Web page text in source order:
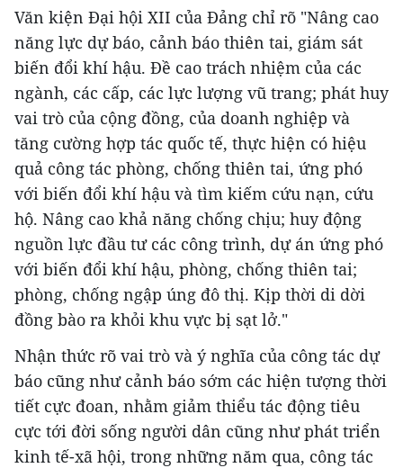
Văn kiện Đại hội XII của Đảng chỉ rõ "Nâng cao
năng lực dự báo, cảnh báo thiên tai, giám sát
biến đổi khí hậu. Đề cao trách nhiệm của các
ngành, các cấp, các lực lượng vũ trang; phát huy
vai trò của cộng đồng, của doanh nghiệp và
tăng cường hợp tác quốc tế, thực hiện có hiệu
quả công tác phòng, chống thiên tai, ứng phó
với biến đổi khí hậu và tìm kiếm cứu nạn, cứu
hộ. Nâng cao khả năng chống chịu; huy động
nguồn lực đầu tư các công trình, dự án ứng phó
với biến đổi khí hậu, phòng, chống thiên tai;
phòng, chống ngập úng đô thị. Kịp thời di dời
đồng bào ra khỏi khu vực bị sạt lở."
Nhận thức rõ vai trò và ý nghĩa của công tác dự
báo cũng như cảnh báo sớm các hiện tượng thời
tiết cực đoan, nhằm giảm thiểu tác động tiêu
cực tới đời sống người dân cũng như phát triển
kinh tế-xã hội, trong những năm qua, công tác